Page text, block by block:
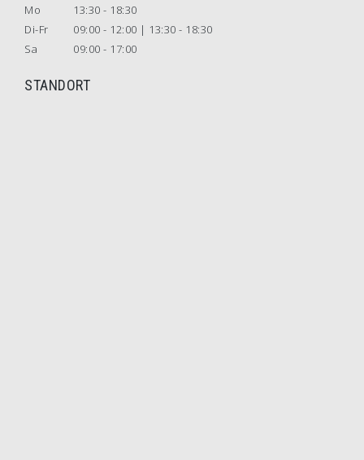
Mo
13:30 - 18:30
Di-Fr
09:00 - 12:00 | 13:30 - 18:30
Sa
09:00 - 17:00
STANDORT